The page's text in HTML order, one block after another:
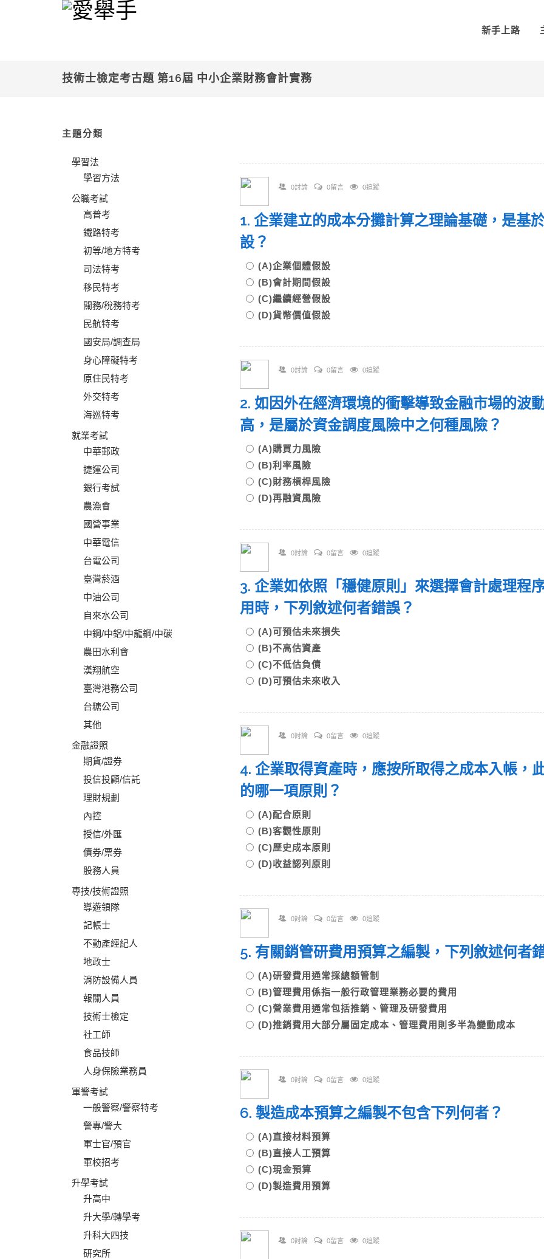
新手上路
技術士檢定考古題 第16屆 中小企業財務會計實務
主題分類
學習法
學習方法
公職考試
高普考
鐵路特考
初等/地方特考
司法特考
移民特考
關務/稅務特考
民航特考
國安局/調查局
身心障礙特考
原住民特考
外交特考
海巡特考
就業考試
中華郵政
捷運公司
銀行考試
農漁會
國營事業
中華電信
台電公司
臺灣菸酒
中油公司
自來水公司
中鋼/中鋁/中龍鋼/中碳
農田水利會
漢翔航空
臺灣港務公司
台糖公司
其他
金融證照
期貨/證券
投信投顧/信託
理財規劃
內控
授信/外匯
債券/票券
股務人員
專技/技術證照
導遊領隊
記帳士
不動產經紀人
地政士
消防設備人員
報關人員
技術士檢定
社工師
食品技師
人身保險業務員
軍警考試
一般警察/警察特考
警專/警大
軍士官/預官
軍校招考
升學考試
升高中
升大學/轉學考
升科大四技
研究所
0討論 0留言 0追蹤
1. 企業建立的成本分攤計算之理論基礎，是基
設？
(A)企業個體假設
(B)會計期間假設
(C)繼續經營假設
(D)貨幣價值假設
0討論 0留言 0追蹤
2. 如因外在經濟環境的衝擊導致金融市場的波
高，是屬於資金調度風險中之何種風險？
(A)購買力風險
(B)利率風險
(C)財務槓桿風險
(D)再融資風險
0討論 0留言 0追蹤
3. 企業如依照「穩健原則」來選擇會計處理程
用時，下列敘述何者錯誤？
(A)可預估未來損失
(B)不高估資產
(C)不低估負債
(D)可預估未來收入
0討論 0留言 0追蹤
4. 企業取得資產時，應按所取得之成本入帳，
的哪一項原則？
(A)配合原則
(B)客觀性原則
(C)歷史成本原則
(D)收益認列原則
0討論 0留言 0追蹤
5. 有關銷管研費用預算之編製，下列敘述何者
(A)研發費用通常採總額管制
(B)管理費用係指一般行政管理業務必要的費用
(C)營業費用通常包括推銷、管理及研發費用
(D)推銷費用大部分屬固定成本、管理費用則多半為變動成本
0討論 0留言 0追蹤
6. 製造成本預算之編製不包含下列何者？
(A)直接材料預算
(B)直接人工預算
(C)現金預算
(D)製造費用預算
0討論 0留言 0追蹤